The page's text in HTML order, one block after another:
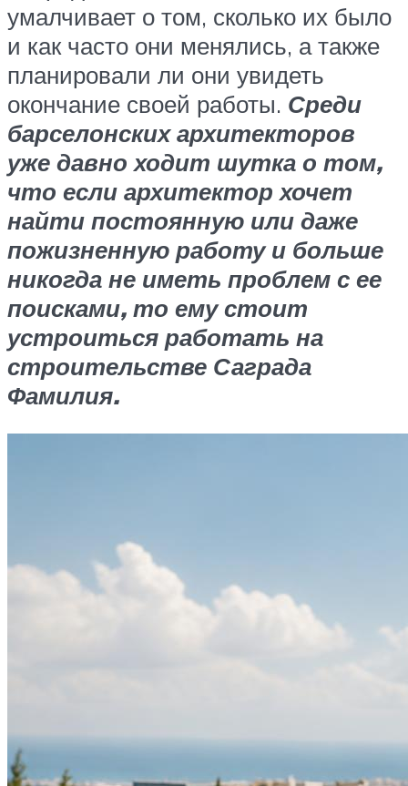
умалчивает о том, сколько их было
и как часто они менялись, а также
планировали ли они увидеть
окончание своей работы. Среди
барселонских архитекторов
уже давно ходит шутка о том,
что если архитектор хочет
найти постоянную или даже
пожизненную работу и больше
никогда не иметь проблем с ее
поисками, то ему стоит
устроиться работать на
строительстве Саграда
Фамилия.